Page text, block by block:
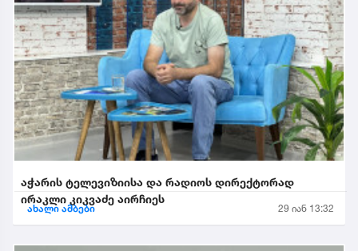
აჭარის ტელევიზიისა და რადიოს დირექტორად
ირაკლი კიკვაძე აირჩიეს
ახალი ამბები 29 იან 13:32